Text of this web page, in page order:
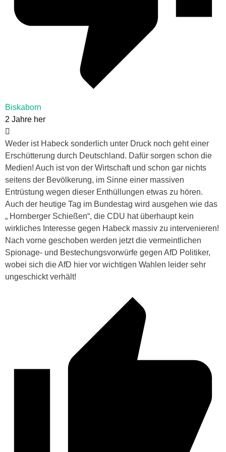
Biskaborn
2 Jahre her
Weder ist Habeck sonderlich unter Druck noch geht einer
Erschütterung durch Deutschland. Dafür sorgen schon die
Medien! Auch ist von der Wirtschaft und schon gar nichts
seitens der Bevölkerung, im Sinne einer massiven
Entrüstung wegen dieser Enthüllungen etwas zu hören.
Auch der heutige Tag im Bundestag wird ausgehen wie das
„ Hornberger Schießen“, die CDU hat überhaupt kein
wirkliches Interesse gegen Habeck massiv zu intervenieren!
Nach vorne geschoben werden jetzt die vermeintlichen
Spionage- und Bestechungsvorwürfe gegen AfD Politiker,
wobei sich die AfD hier vor wichtigen Wahlen leider sehr
ungeschickt verhält!